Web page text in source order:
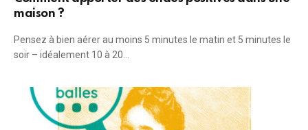
maison ?
Pensez à bien aérer au moins 5 minutes le matin et 5 minutes le
soir – idéalement 10 à 20…